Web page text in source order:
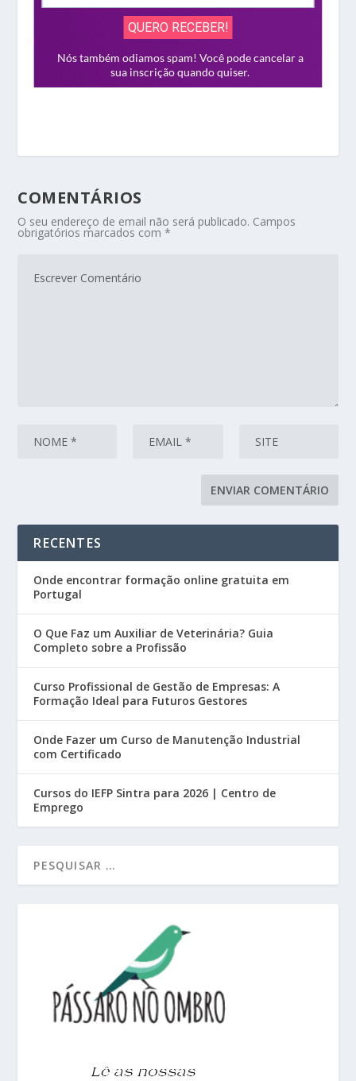
COMENTÁRIOS
O seu endereço de email não será publicado. Campos
obrigatórios marcados com*
RECENTES
Onde encontrar formação online gratuita em
Portugal
O Que Faz um Auxiliar de Veterinária? Guia
Completo sobre a Profissão
Curso Profissional de Gestão de Empresas: A
Formação Ideal para Futuros Gestores
Onde Fazer um Curso de Manutenção Industrial
com Certificado
Cursos do IEFP Sintra para 2026 | Centro de
Emprego